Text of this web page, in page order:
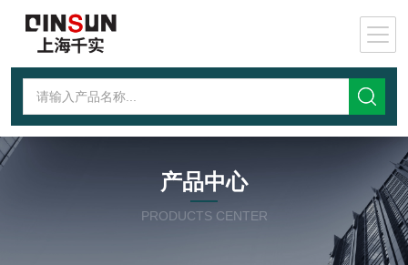
产品中心
PRODUCTS CENTER